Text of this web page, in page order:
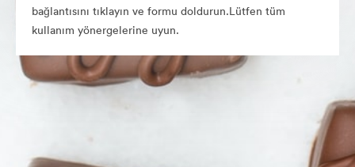
bağlantısını tıklayın ve formu doldurun.Lütfen tüm
kullanım yönergelerine uyun.